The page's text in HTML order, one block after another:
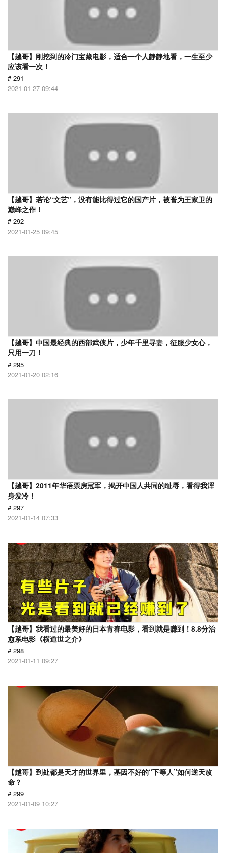
【越哥】刚挖到的冷门宝藏电影，适合一个人静静地看，一生至少
应该看一次！
# 291
2021-01-27 09:44
【越哥】若论“文艺”，没有能比得过它的国产片，被誉为王家卫的
巅峰之作！
# 292
2021-01-25 09:45
【越哥】中国最经典的西部武侠片，少年千里寻妻，征服少女心，
只用一刀！
# 295
2021-01-20 02:16
【越哥】2011年华语票房冠军，揭开中国人共同的耻辱，看得我浑
身发冷！
# 297
2021-01-14 07:33
【越哥】我看过的最美好的日本青春电影，看到就是赚到！8.8分治
愈系电影《横道世之介》
# 298
2021-01-11 09:27
【越哥】到处都是天才的世界里，基因不好的“下等人”如何逆天改
命？
# 299
2021-01-09 10:27